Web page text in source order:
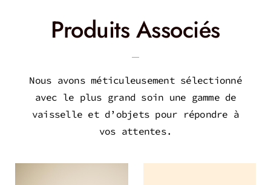
Produits Associés
Nous avons méticuleusement sélectionné
avec le plus grand soin une gamme de
vaisselle et d’objets pour répondre à
vos attentes.